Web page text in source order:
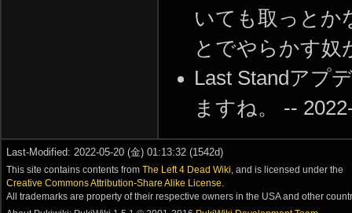
いても取っとか
とでやらかす奴
Last Standアプ
ますね。 --
Last-Modified: 2022-05-20 (金) 01:13:32 (1542d)
This site contains contents fromThe Left 4 Dead Wiki , and is licensed under the
Creative Commons Attribution-Share Alike License
All trademarks are property of their respective owners in the USA and other